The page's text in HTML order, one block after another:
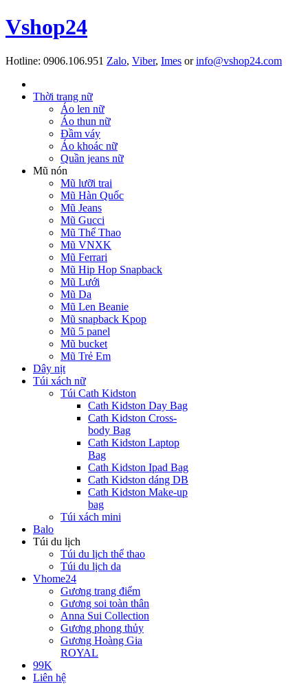
Vshop24
Hotline: 0906.106.951 Zalo, Viber, Imes orinfo@vshop24.com
Thời trang nữ
Áo len nữ
Áo thun nữ
Đầm váy
Áo khoác nữ
Quần jeans nữ
Mũ nón
Mũ lưỡi trai
Mũ Hàn Quốc
Mũ Jeans
Mũ Gucci
Mũ Thể Thao
Mũ VNXK
Mũ Ferrari
Mũ Hip Hop Snapback
Mũ Lưới
Mũ Da
Mũ Len Beanie
Mũ snapback Kpop
Mũ 5 panel
Mũ bucket
Mũ Trẻ Em
Dây nịt
Túi xách nữ
Túi Cath Kidston
Cath Kidston Day Bag
Cath Kidston Cross-
body Bag
Cath Kidston Laptop
Bag
Cath Kidston Ipad Bag
Cath Kidston dáng DB
Cath Kidston Make-up
bag
Túi xách mini
Balo
Túi du lịch
Túi du lịch thể thao
Túi du lịch da
Vhome24
Gương trang điểm
Gương soi toàn thân
Anna Sui Collection
Gương phong thủy
Gương Hoàng Gia
ROYAL
99K
Liên hệ